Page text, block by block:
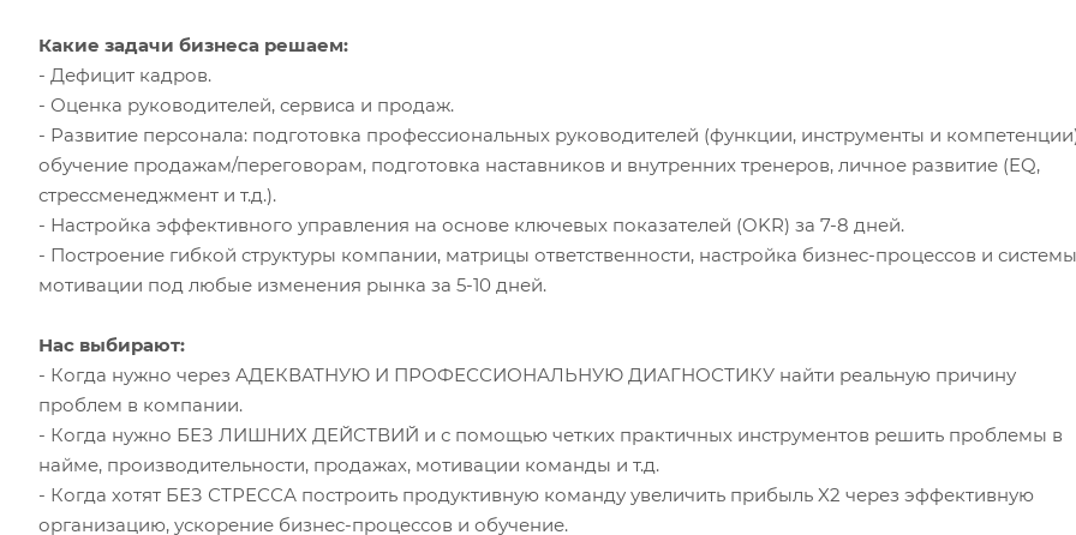
Какие задачи бизнеса решаем:
- Дефицит кадров.
- Оценка руководителей, сервиса и продаж.
- Развитие персонала: подготовка профессиональных руководителей (функции, инструменты и
обучение продажам/переговорам, подготовка наставников и внутренних тренеров, личное развитие (EQ,
стрессменеджмент и т.д.).
- Настройка эффективного управления на основе ключевых показателей (OKR) за 7-8 дней.
- Построение гибкой структуры компании, матрицы ответственности, настройка бизнес-процессов и системы
мотивации под любые изменения рынка за 5-10 дней.
Нас выбирают:
- Когда нужно через АДЕКВАТНУЮ И ПРОФЕССИОНАЛЬНУЮ ДИАГНОСТИКУ найти реальную причину
проблем в компании.
- Когда нужно БЕЗ ЛИШНИХ ДЕЙСТВИЙ и с помощью четких практичных инструментов решить проблемы в
найме, производительности, продажах, мотивации команды и т.д.
- Когда хотят БЕЗ СТРЕССА построить продуктивную команду увеличить прибыль X2 через эффективную
организацию, ускорение бизнес-процессов и обучение.